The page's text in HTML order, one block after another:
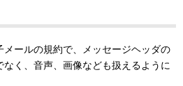
ールの規約で、メッセージヘッダの
く、音声、画像なども扱えるように